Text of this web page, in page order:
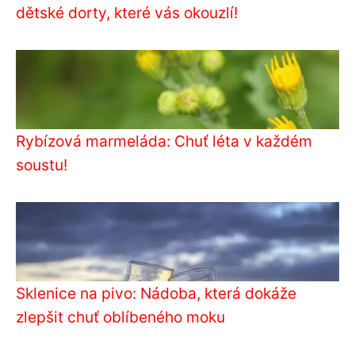
dětské dorty, které vás okouzlí!
Rybízová marmeláda: Chuť léta v každém
soustu!
Sklenice na pivo: Nádoba, která dokáže
zlepšit chuť oblíbeného moku